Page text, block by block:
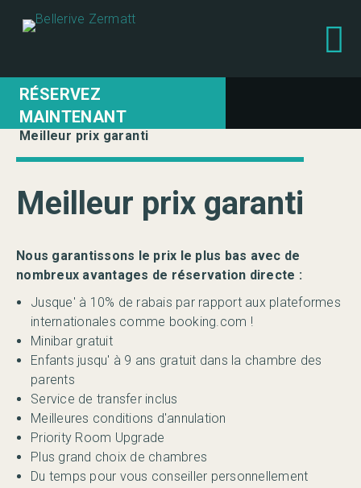
RÉSERVEZ
MAINTENANT
Meilleur prix garanti
Meilleur prix garanti
Nous garantissons le prix le plus bas avec de
nombreux avantages de réservation directe :
Jusque' à 10% de rabais par rapport aux plateformes
internationales comme booking.com !
Minibar gratuit
Enfants jusqu' à 9 ans gratuit dans la chambre des
parents
Service de transfer inclus
Meilleures conditions d'annulation
Priority Room Upgrade
Plus grand choix de chambres
Du temps pour vous conseiller personnellement